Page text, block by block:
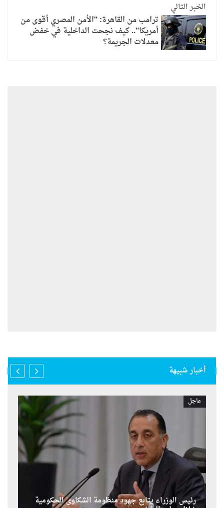
الخبر التالي
ترامب من القاهرة: "الأمن المصري أقوى من
أمريكا".. كيف نجحت الداخلية في خفض
معدلات الجريمة؟
أخبار شبيهة
عاجل
رئيس الوزراء يتابع جهود منظومة الشكاوى الحكومية